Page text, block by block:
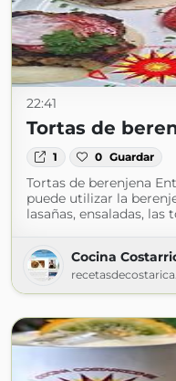
22:41
Tortas de
1 0 Guardar
Tortas de berenjena
puede utilizar la
lasañas, ensaladas,
Cocina